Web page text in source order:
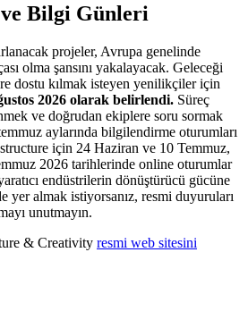
Bilgi Günleri
projeler, Avrupa genelinde
olma şansını yakalayacak. Geleceği
dostu kılmak isteyen yenilikçiler için
2026 olarak belirlendi. Süreç
ve doğrudan ekiplere soru sormak
aylarında bilgilendirme oturumları
için 24 Haziran ve 10 Temmuz,
2026 tarihlerinde online oturumlar
endüstrilerin dönüştürücü gücüne
yer almak istiyorsanız, resmi duyuruları
unutmayın.
& Creativity resmi web sitesini